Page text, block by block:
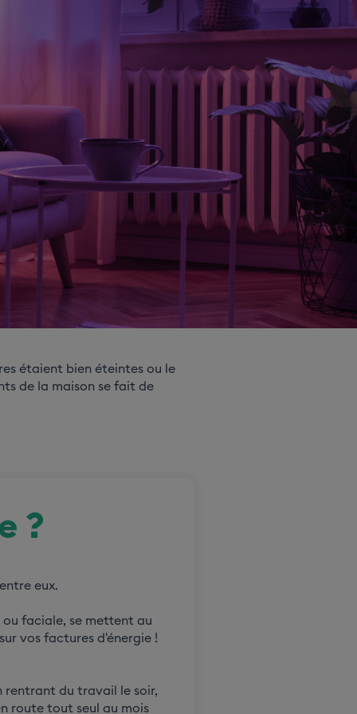
étaient bien éteintes ou le
de la maison se fait de
?
eux.
faciale, se mettent au
vos factures d'énergie !
rentrant du travail le soir,
route tout seul au mois